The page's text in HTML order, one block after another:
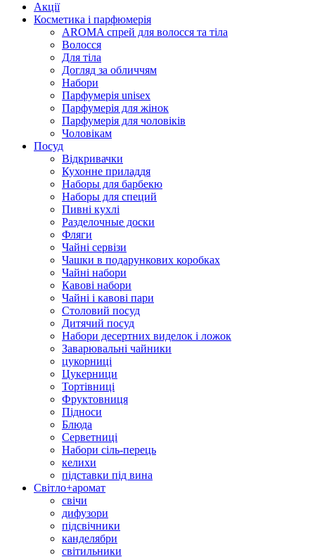
Акції
Косметика і парфюмерія
AROMA спрей для волосся та тіла
Волосся
Для тіла
Догляд за обличчям
Набори
Парфумерія unisex
Парфумерія для жінок
Парфумерія для чоловіків
Чоловікам
Посуд
Відкривачки
Кухонне приладдя
Наборы для барбекю
Наборы для специй
Пивні кухлі
Разделочные доски
Фляги
Чайні сервізи
Чашки в подарункових коробках
Чайні набори
Кавові набори
Чайні і кавові пари
Столовий посуд
Дитячий посуд
Набори десертних виделок і ложок
Заварювальні чайники
цукорниці
Цукерници
Тортівниці
Фруктовниця
Підноси
Блюда
Серветниці
Набори сіль-перець
келихи
підставки під вина
Світло+аромат
свічи
дифузори
підсвічники
канделябри
світильники